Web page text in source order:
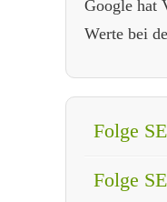
Google hat
Werte bei
Folge
Folge